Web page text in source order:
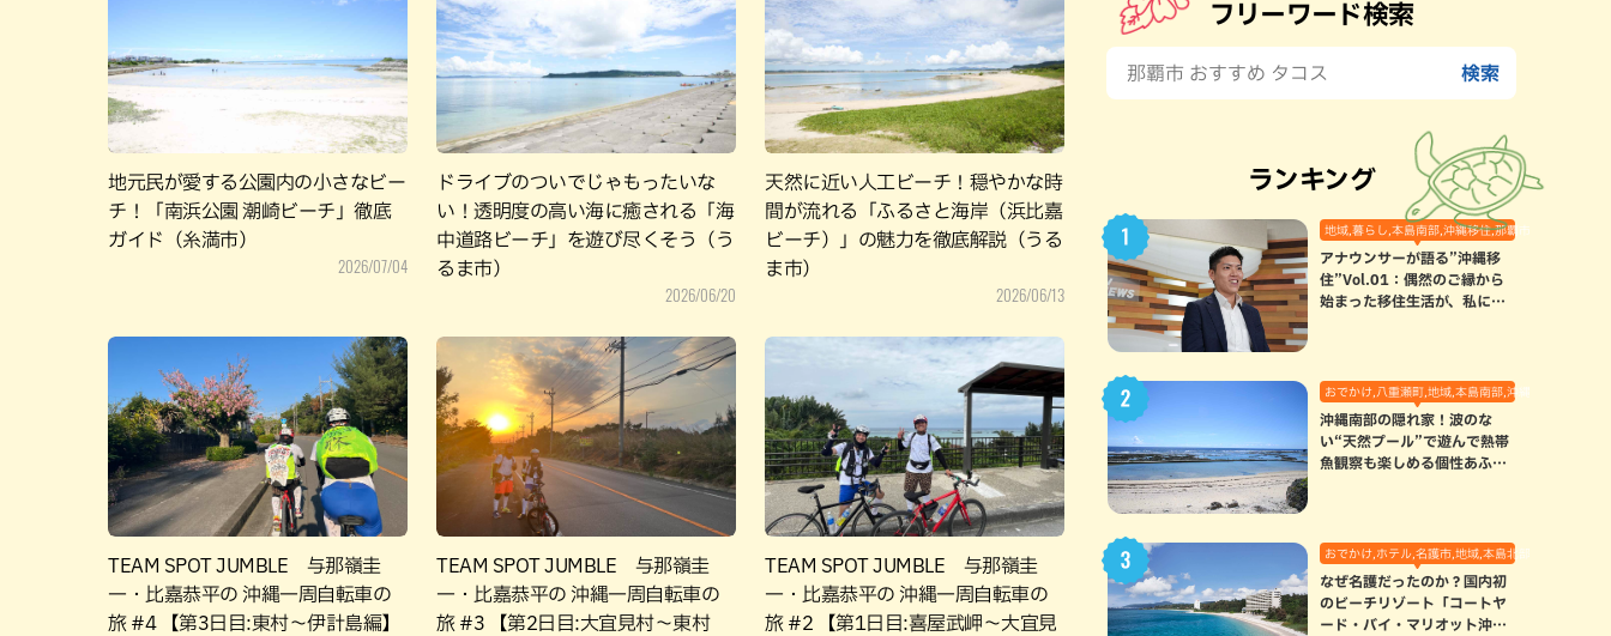
地元民が愛する公園内の小さなビー
チ！「南浜公園 潮崎ビーチ」徹底
ガイド（糸満市）
2026/07/04
ドライブのついでじゃもったいな
い！透明度の高い海に癒される「海
中道路ビーチ」を遊び尽くそう（う
るま市）
2026/06/20
天然に近い人工ビーチ！穏やかな時
間が流れる「ふるさと海岸（浜比嘉
ビーチ）」の魅力を徹底解説（うる
ま市）
2026/06/13
TEAM SPOT JUMBLE 与那嶺圭
一・比嘉恭平の 沖縄一周自転車の
旅 #4 【第3日目:東村～伊計島編】
TEAM SPOT JUMBLE 与那嶺圭
一・比嘉恭平の 沖縄一周自転車の
旅 #3 【第2日目:大宜見村～東村
TEAM SPOT JUMBLE 与那嶺圭
一・比嘉恭平の 沖縄一周自転車の
旅 #2 【第1日目:喜屋武岬～大宜見
フリーワード検索
ランキング
地域,暮らし,本島南部,沖縄移住,那覇市
アナウンサーが語る”沖縄移
住”Vol.01：偶然のご縁から
始まった移住生活が、私にと
おでかけ,八重瀬町,地域,本島南部,沖縄の海,自然
沖縄南部の隠れ家！波のな
い“天然プール”で遊んで熱帯
魚観察も楽しめる個性あふれ
おでかけ,ホテル,名護市,地域,本島北部
なぜ名護だったのか？国内初
のビーチリゾート「コートヤ
ード・バイ・マリオット沖縄